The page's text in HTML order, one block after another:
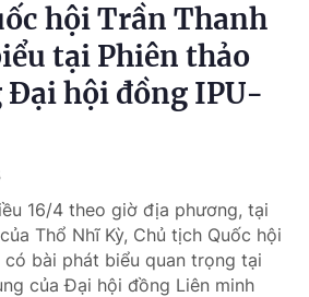
hội Trần Thanh
tại Phiên thảo
hội đồng IPU-
16/4 theo giờ địa phương, tại
Thổ Nhĩ Kỳ, Chủ tịch Quốc hội
có bài phát biểu quan trọng tại
của Đại hội đồng Liên minh